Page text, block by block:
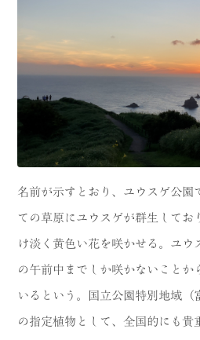
名前が示すとおり、ユウスゲ公園
ての草原にユウスゲが群生してお
け淡く黄色い花を咲かせる。ユウ
の午前中までしか咲かないことか
いるという。国立公園特別地域（
の指定植物として、全国的にも貴